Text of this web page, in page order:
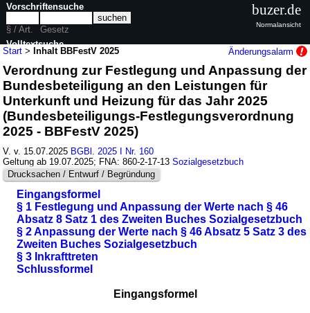
Start >Inhalt BBFestV 2025 Änderungsalarm
Verordnung zur Festlegung und Anpassung der
Bundesbeteiligung an den Leistungen für
Unterkunft und Heizung für das Jahr 2025
(Bundesbeteiligungs-Festlegungsverordnung
2025 - BBFestV 2025)
V. v. 15.07.2025 BGBl. 2025 I Nr. 160
Geltung ab 19.07.2025; FNA: 860-2-17-13Sozialgesetzbuch
Drucksachen / Entwurf / Begründung
Eingangsformel
§ 1 Festlegung und Anpassung der Werte nach § 46
Absatz 8 Satz 1 des Zweiten Buches Sozialgesetzbuch
§ 2 Anpassung der Werte nach § 46 Absatz 5 Satz 3 des
Zweiten Buches Sozialgesetzbuch
§ 3 Inkrafttreten
Schlussformel
Eingangsformel
Vorschriftensuche
§ / Art.
Gesetz
Volltextsuche
nur in BBFestV 2025
buzer.de
Normalansicht